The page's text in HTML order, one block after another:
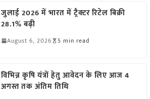
जुलाई 2026 में भारत में ट्रैक्टर रिटेल बिक्री
28.1% बढ़ी
August 6, 2026 5 min read
विभिन्न कृषि यंत्रों हेतु आवेदन के लिए आज 4
अगस्त तक अंतिम तिथि